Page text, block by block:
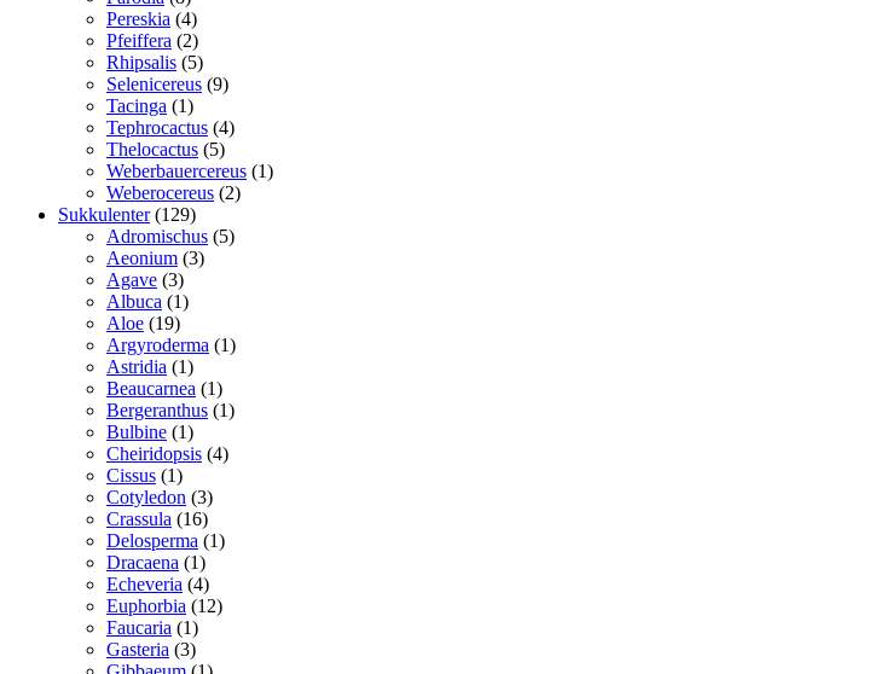
varer
Pereskia 44
varer
Pfeiffera 22
varer
Rhipsalis 55
varer
Selenicereus 99
Tacinga 11
vare
Tephrocactus 44
Thelocactus 55
varer
Weberbauercereus 11
Weberocereus 22
Sukkulenter 129129
varer
Adromischus 55
Aeonium 33
Agave 33
varer
Albuca 11
Aloe 1919
varer
Argyroderma 11
Astridia 11
vare
Beaucarnea 11
vare
Bergeranthus 11
Bulbine 11
vare
Cheiridopsis 44
Cissus 11
vare
Cotyledon 33
varer
Crassula 1616
varer
Delosperma 11
Dracaena 11
vare
Echeveria 44
varer
Euphorbia 1212
Faucaria 11
vare
Gasteria 33
varer
1